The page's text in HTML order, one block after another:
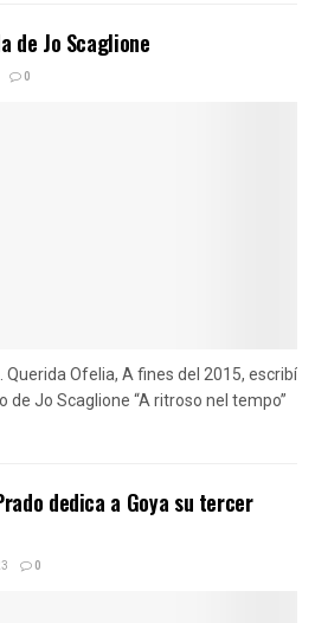
de Jo Scaglione
0
Querida Ofelia, A fines del 2015, escribí
de Jo Scaglione “A ritroso nel tempo”
dedica a Goya su tercer
0